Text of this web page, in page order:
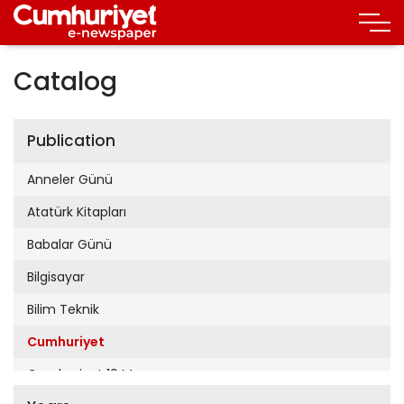
Catalog
Publication
Anneler Günü
Atatürk Kitapları
Babalar Günü
Bilgisayar
Bilim Teknik
Cumhuriyet
Cumhuriyet 19 Mayıs